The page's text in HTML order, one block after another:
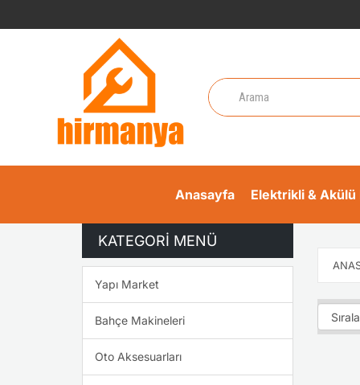
Anasayfa Elektrikli & Akülü
KATEGORI MENÜ
Yapı Market
Bahçe Makineleri
Oto Aksesuarları